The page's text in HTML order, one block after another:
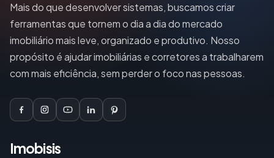
Mais do que desenvolver sistemas, buscamos criar
ferramentas que tornem o dia a dia do mercado
imobiliário mais leve, organizado e produtivo. Nosso
propósito é ajudar imobiliárias e corretores a trabalharem
com mais eficiência, sem perder o foco nas pessoas.
Imobisis